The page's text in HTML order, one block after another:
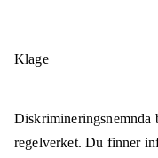
Klage
Diskrimineringsnemnda
regelverket. Du finner